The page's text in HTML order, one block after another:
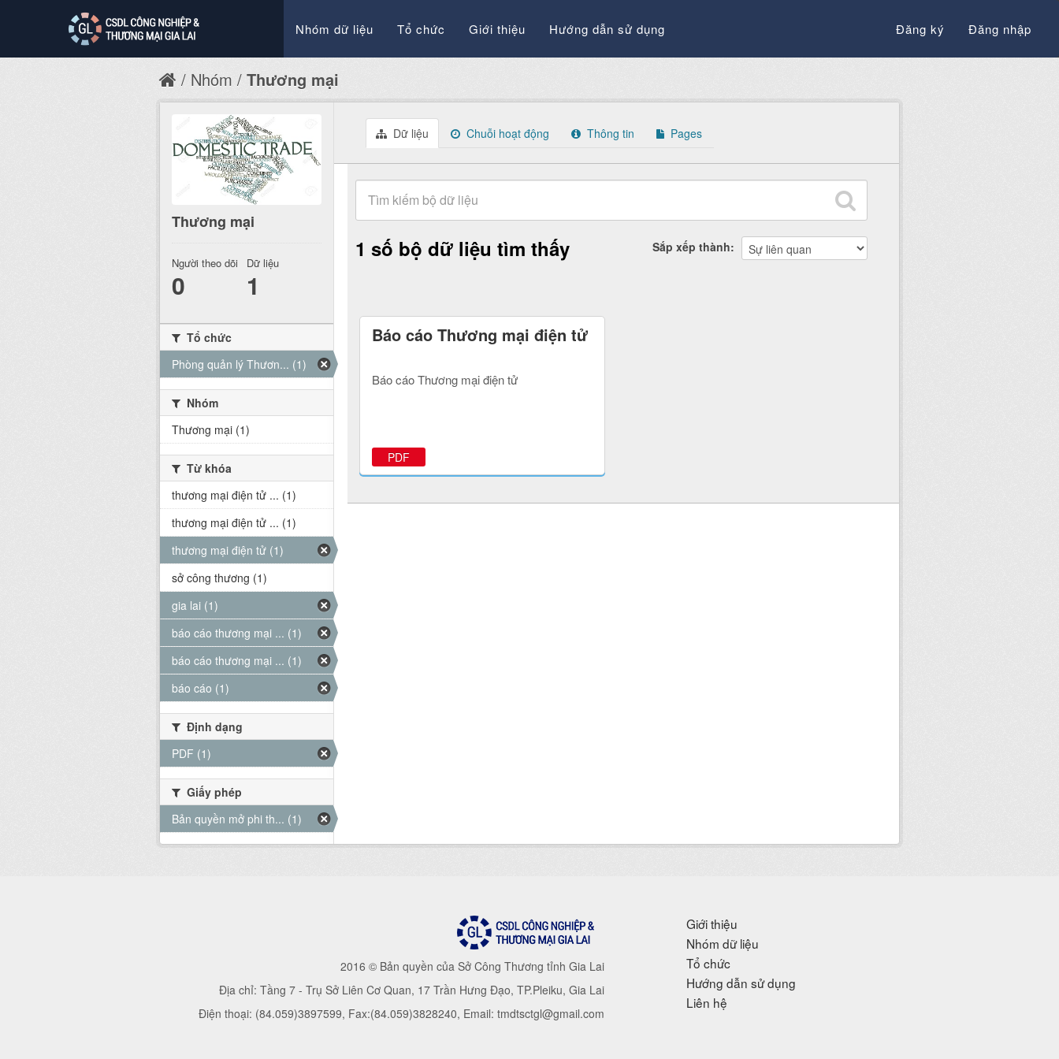
Nhóm dữ liệu Tổ chức Giới thiệu Hướng dẫn sử dụng Đăng ký Đăng nhập
Nhóm Thương mại
Dữ liệu Chuỗi hoạt động Thông tin Pages
Sắp xếp thành
1 số bộ dữ liệu tìm thấy
Báo cáo Thương mại điện tử
Báo cáo Thương mại điện tử
PDF
Thương mại
Người theo dõi
0
Dữ liệu
1
Tổ chức
Phòng quản lý Thươn... (1)
Nhóm
Thương mại (1)
Từ khóa
thương mại điện tử ... (1)
thương mại điện tử ... (1)
thương mại điện tử (1)
sở công thương (1)
gia lai (1)
báo cáo thương mại ... (1)
báo cáo thương mại ... (1)
báo cáo (1)
Định dạng
PDF (1)
Giấy phép
Bản quyền mở phi th... (1)
2016 © Bản quyền của Sở Công Thương tỉnh Gia Lai
Địa chỉ: Tầng 7 - Trụ Sở Liên Cơ Quan, 17 Trần Hưng Đạo, TP.Pleiku, Gia Lai
Điện thoại: (84.059)3897599, Fax:(84.059)3828240, Email: tmdtsctgl@gmail.com
Giới thiệu
Nhóm dữ liệu
Tổ chức
Hướng dẫn sử dụng
Liên hệ